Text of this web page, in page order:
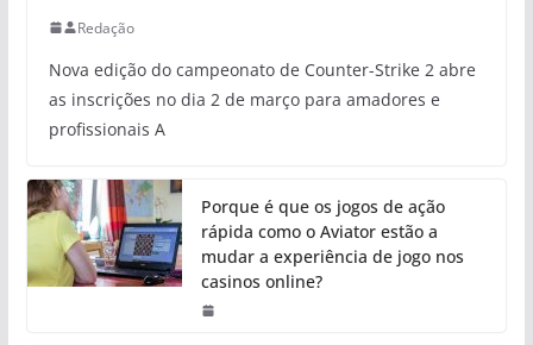
Redação
Nova edição do campeonato de Counter-Strike 2 abre
as inscrições no dia 2 de março para amadores e
profissionais A
Porque é que os jogos de ação
rápida como o Aviator estão a
mudar a experiência de jogo nos
casinos online?